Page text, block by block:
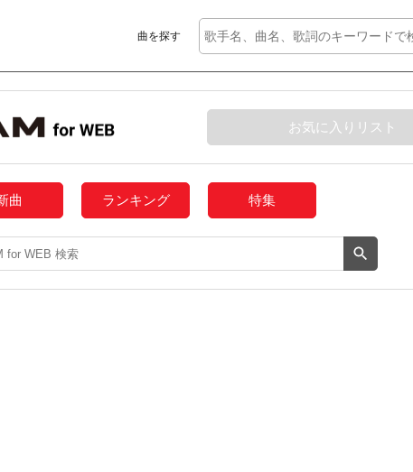
曲を探す
お気に入りリスト
曲 ランキング 特集